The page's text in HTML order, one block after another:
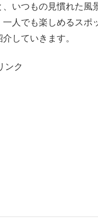
いつもの見慣れた風
人でも楽しめるスポ
していきます。
ンク